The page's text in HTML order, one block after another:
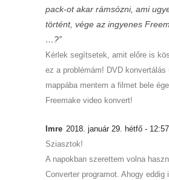
pack-ot akar rámsózni, ami
történt, vége az ingyenes
…?”
Kérlek segítsetek, amit előre is
ez a problémám! DVD
mappába mentem a filmet bele
Freemake video konvert!
Imre 2018. január 29. hétfő - 12:57
Sziasztok!
A napokban szerettem volna
Converter programot. Ahogy